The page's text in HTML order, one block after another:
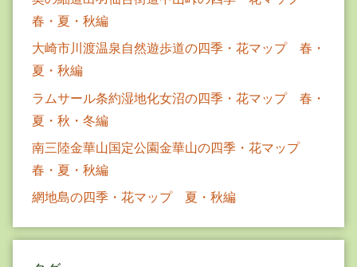
春・夏・秋編
大崎市川渡温泉自然遊歩道の四季・花マップ 春・
夏・秋編
ラムサール条約湿地化女沼の四季・花マップ 春・
夏・秋・冬編
南三陸金華山国定公園金華山の四季・花マップ
春・夏・秋編
網地島の四季・花マップ 夏・秋編